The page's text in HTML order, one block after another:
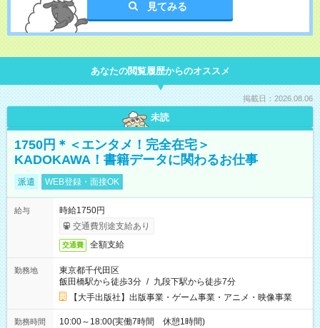
見てみる
あなたの閲覧履歴からのオススメ
掲載日：2026.08.06
未読
1750円＊＜エンタメ！完全在宅＞
KADOKAWA！書籍データに関わるお仕事
派遣 WEB登録・面接OK
給与
時給1750円
交通費別途支給あり
交通費 全額支給
勤務地
東京都千代田区
飯田橋駅から徒歩3分 / 九段下駅から徒歩7分
【大手出版社】出版事業・ゲーム事業・アニメ・映像事業
勤務時間 10:00～18:00(実働7時間 休憩1時間)